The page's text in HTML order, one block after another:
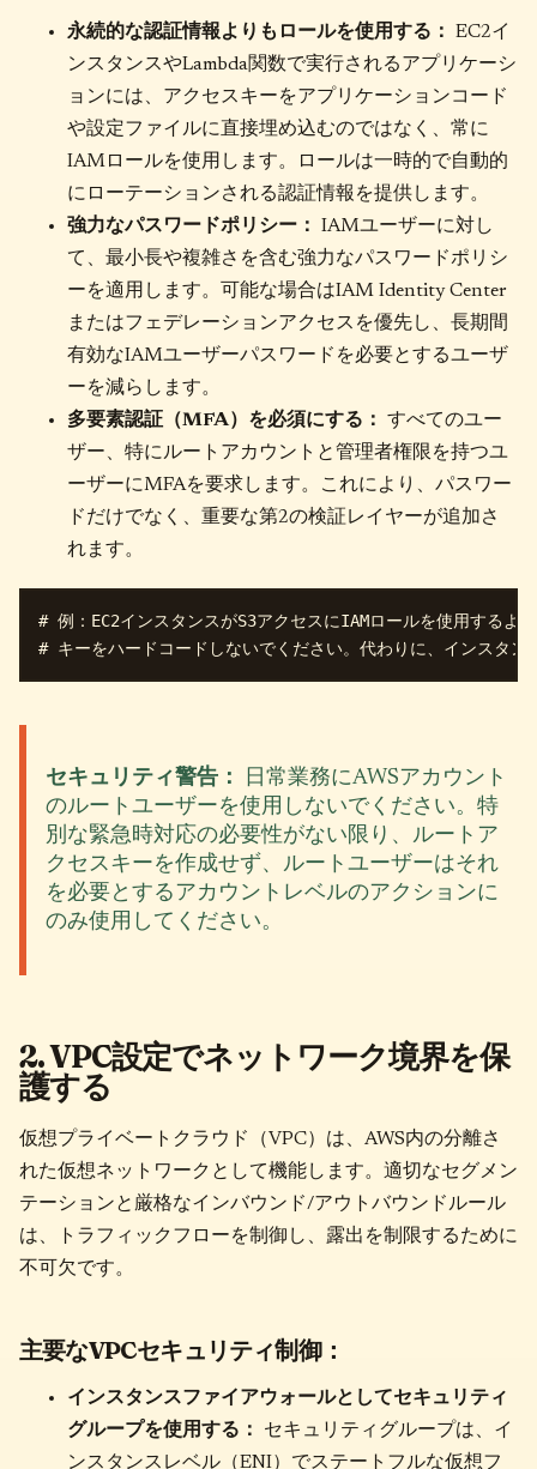
永続的な認証情報よりもロールを使用する：
EC2イ
ンスタンスやLambda関数で実行されるアプリケーシ
ョンには、アクセスキーをアプリケーションコード
や設定ファイルに直接埋め込むのではなく、常に
IAMロールを使用します。ロールは一時的で自動的
にローテーションされる認証情報を提供します。
強力なパスワードポリシー：
IAMユーザーに対し
て、最小長や複雑さを含む強力なパスワードポリシ
ーを適用します。可能な場合はIAM Identity Center
またはフェデレーションアクセスを優先し、長期間
有効なIAMユーザーパスワードを必要とするユーザ
ーを減らします。
多要素認証（MFA）を必須にする：
すべてのユー
ザー、特にルートアカウントと管理者権限を持つユ
ーザーにMFAを要求します。これにより、パスワー
ドだけでなく、重要な第2の検証レイヤーが追加さ
れます。
# 例：EC2インスタンスがS3アクセスにIAMロールを使用するよ
セキュリティ警告：
日常業務にAWSアカウント
のルートユーザーを使用しないでください。特
別な緊急時対応の必要性がない限り、ルートア
クセスキーを作成せず、ルートユーザーはそれ
を必要とするアカウントレベルのアクションに
のみ使用してください。
2. VPC設定でネットワーク境界を保
護する
仮想プライベートクラウド（VPC）は、AWS内の分離さ
れた仮想ネットワークとして機能します。適切なセグメン
テーションと厳格なインバウンド/アウトバウンドルール
は、トラフィックフローを制御し、露出を制限するために
不可欠です。
主要なVPCセキュリティ制御：
インスタンスファイアウォールとしてセキュリティ
グループを使用する：
セキュリティグループは、イ
ンスタンスレベル（ENI）でステートフルな仮想フ